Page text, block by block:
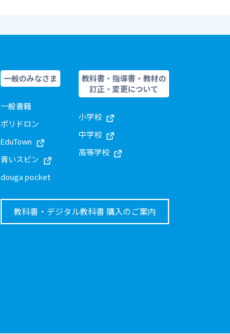
一般のみなさま
一般書籍
ポリドロン
EduTown
青いスピン
douga pocket
教科書・指導書・教材の
訂正・変更について
小学校
中学校
高等学校
教科書・デジタル教科書 購入のご案内